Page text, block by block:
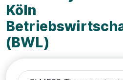
Köln
(BWL)